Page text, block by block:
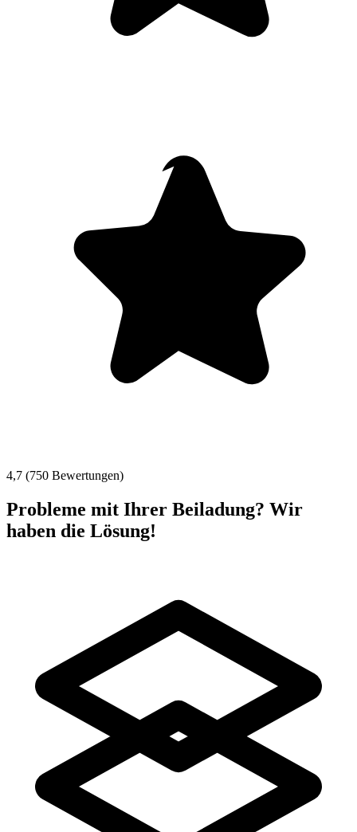
4,7 (750 Bewertungen)
Probleme mit Ihrer Beiladung? Wir
haben die Lösung!